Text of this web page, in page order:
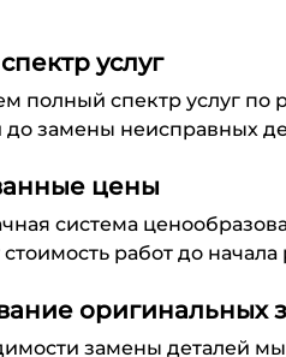
услуг
полный спектр услуг по
до замены неисправных
цены
система
стоимость работ до
оригинальных
замены деталей